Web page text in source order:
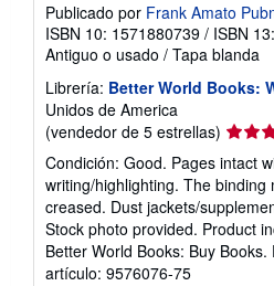
Publicado por Frank Amato
ISBN 10: 1571880739 / ISBN
Antiguo o usado / Tapa blanda
Librería: Better World Books:
Unidos de America
(vendedor de 5 estrellas)
del
5
de
5
Condición: Good. Pages intact
writing/highlighting. The binding
creased. Dust jackets/
Stock photo provided. Product
Better World Books: Buy Books.
artículo: 9576076-75